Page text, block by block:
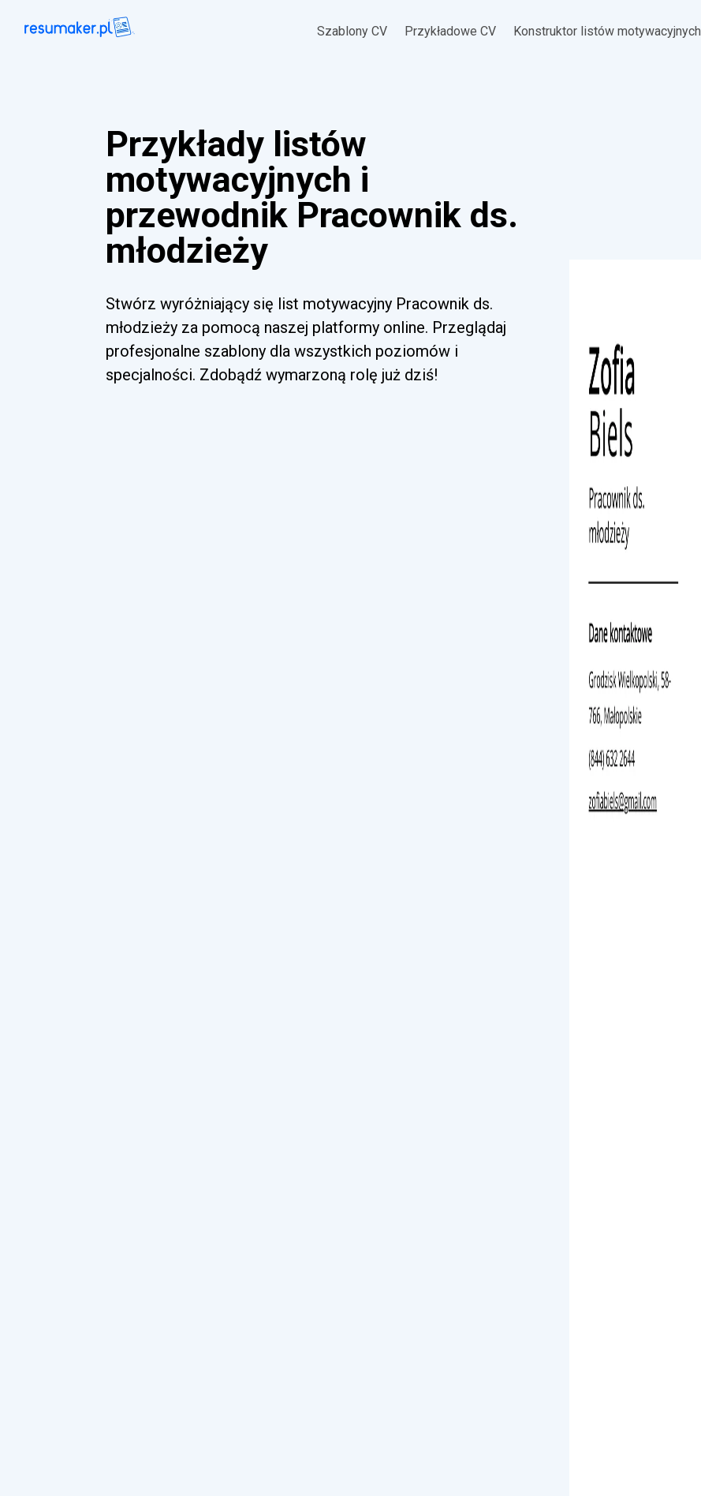
Szablony CV Przykładowe CV Konstruktor listów motywacyjnych
Przykłady listów
motywacyjnych i
przewodnik Pracownik ds.
młodzieży
Stwórz wyróżniający się list motywacyjny Pracownik ds.
młodzieży za pomocą naszej platformy online. Przeglądaj
profesjonalne szablony dla wszystkich poziomów i
specjalności. Zdobądź wymarzoną rolę już dziś!